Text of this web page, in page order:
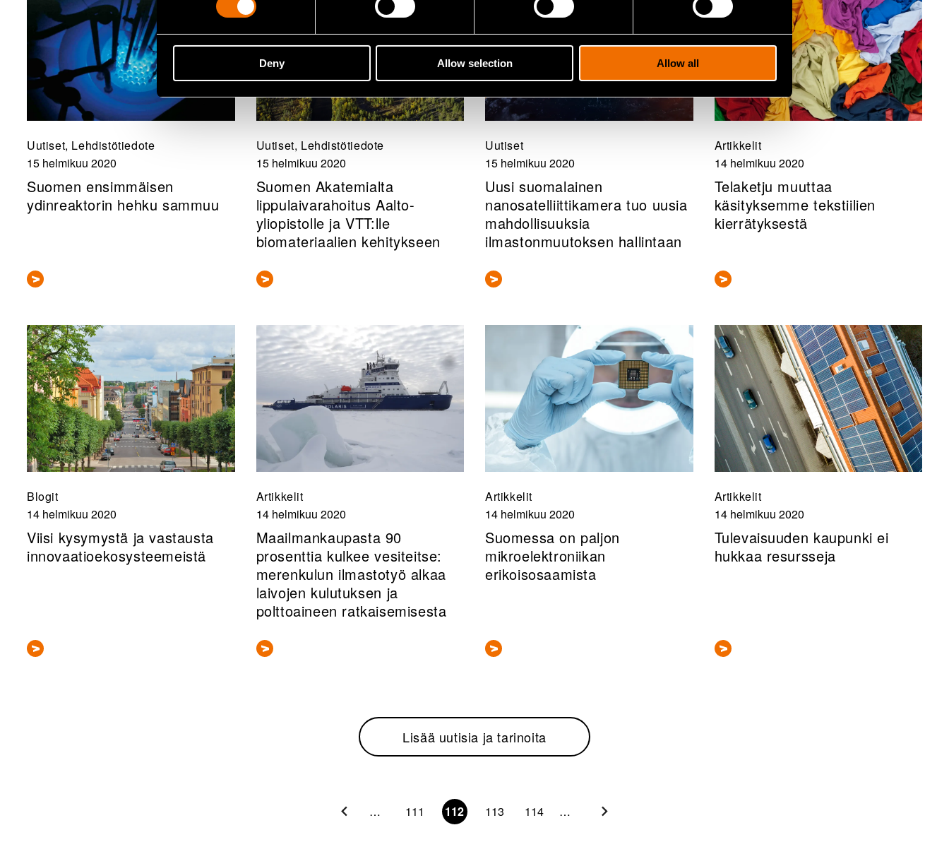
Deny Allow selection Allow all
Uutiset, Lehdistötiedote
15 helmikuu 2020
Suomen ensimmäisen
ydinreaktorin hehku sammuu
Uutiset, Lehdistötiedote
15 helmikuu 2020
Suomen Akatemialta
lippulaivarahoitus Aalto-
yliopistolle ja VTT:lle
biomateriaalien kehitykseen
Uutiset
15 helmikuu 2020
Uusi suomalainen
nanosatelliittikamera tuo uusia
mahdollisuuksia
ilmastonmuutoksen hallintaan
Artikkelit
14 helmikuu 2020
Telaketju muuttaa
käsityksemme tekstiilien
kierrätyksestä
Blogit
14 helmikuu 2020
Viisi kysymystä ja vastausta
innovaatioekosysteemeistä
Artikkelit
14 helmikuu 2020
Maailmankaupasta 90
prosenttia kulkee vesiteitse:
merenkulun ilmastotyö alkaa
laivojen kulutuksen ja
polttoaineen ratkaisemisesta
Artikkelit
14 helmikuu 2020
Suomessa on paljon
mikroelektroniikan
erikoisosaamista
Artikkelit
14 helmikuu 2020
Tulevaisuuden kaupunki ei
hukkaa resursseja
Lisää uutisia ja tarinoita
… 111 112 113 114 …